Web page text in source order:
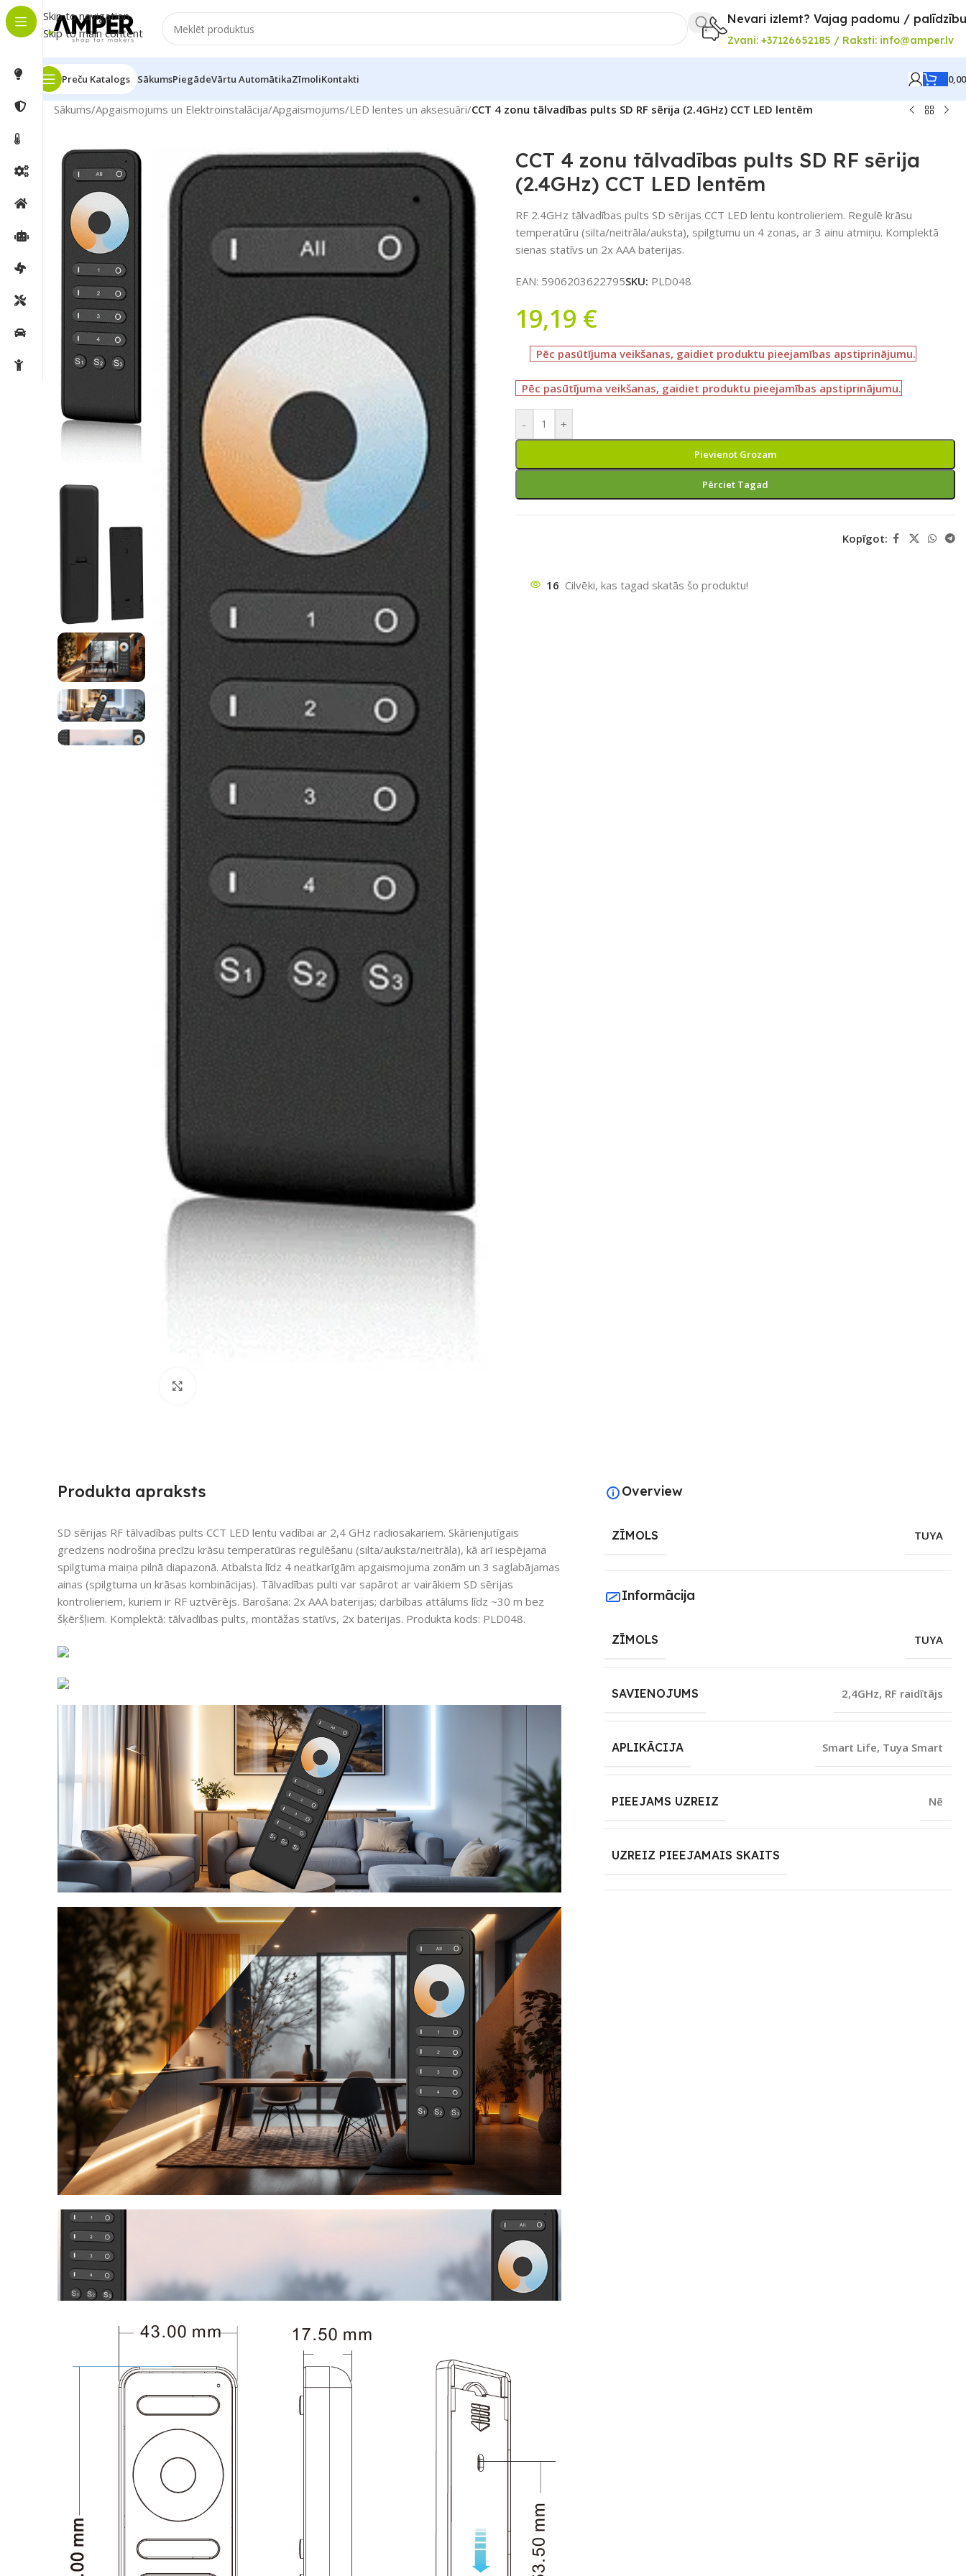
Skip to navigation
Skip to main content
Nevari izlemt? Vajag padomu /
Zvani: +37126652185 / Raksti: info@amper.lv
Preču Katalogs SākumsPiegādeVārtu AutomātikaZīmoliKontakti
Sākums/Apgaismojums un Elektroinstalācija/Apgaismojums/LED lentes un aksesuāri/CCT 4 zonu tālvadības pults SD RF sērija (2.4GHz) CCT LED lentēm
CCT 4 zonu tālvadības pults SD RF sērija
(2.4GHz) CCT LED lentēm
RF 2.4GHz tālvadības pults SD sērijas CCT LED lentu kontrolieriem. Regulē krāsu
temperatūru (silta/neitrāla/auksta), spilgtumu un 4 zonas, ar 3 ainu atmiņu. Komplektā
sienas statīvs un 2x AAA baterijas.
EAN: 5906203622795SKU: PLD048
19,19 €
Pēc pasūtījuma veikšanas, gaidiet produktu pieejamības apstiprinājumu.
Pēc pasūtījuma veikšanas, gaidiet produktu pieejamības apstiprinājumu.
- +
Pievienot Grozam
Pērciet Tagad
Kopīgot:
16 Cilvēki, kas tagad skatās šo produktu!
Produkta apraksts
SD sērijas RF tālvadības pults CCT LED lentu vadībai ar 2,4 GHz radiosakariem. Skārienjutīgais
gredzens nodrošina precīzu krāsu temperatūras regulēšanu (silta/auksta/neitrāla), kā arī iespējama
spilgtuma maiņa pilnā diapazonā. Atbalsta līdz 4 neatkarīgām apgaismojuma zonām un 3 saglabājamas
ainas (spilgtuma un krāsas kombinācijas). Tālvadības pulti var sapārot ar vairākiem SD sērijas
kontrolieriem, kuriem ir RF uztvērējs. Barošana: 2x AAA baterijas; darbības attālums līdz ~30 m bez
šķēršļiem. Komplektā: tālvadības pults, montāžas statīvs, 2x baterijas. Produkta kods: PLD048.
Overview
ZĪMOLS TUYA
Informācija
ZĪMOLS TUYA
SAVIENOJUMS 2,4GHz, RF raidītājs
APLIKĀCIJA Smart Life, Tuya Smart
PIEEJAMS UZREIZ Nē
UZREIZ PIEEJAMAIS SKAITS